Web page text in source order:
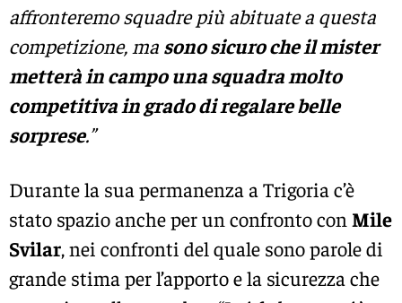
affronteremo squadre più abituate a questa
competizione, ma sono sicuro che il mister
metterà in campo una squadra molto
competitiva in grado di regalare belle
sorprese.”
Durante la sua permanenza a Trigoria c’è
stato spazio anche per un confronto con Mile
Svilar, nei confronti del quale sono parole di
grande stima per l’apporto e la sicurezza che